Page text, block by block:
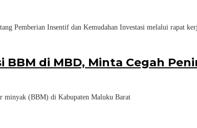
Pemberian Insentif dan Kemudahan Investasi melalui rapat
di MBD, Minta Cegah
minyak (BBM) di Kabupaten Maluku Barat